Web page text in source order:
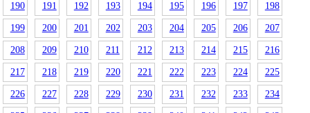
190 191 192 193 194 195 196 197 198
199 200 201 202 203 204 205 206 207
208 209 210 211 212 213 214 215 216
217 218 219 220 221 222 223 224 225
226 227 228 229 230 231 232 233 234